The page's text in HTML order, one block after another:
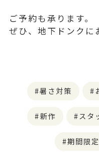
ご予約も承ります。
ぜひ、地下ドンクに
暑さ対策
新作 スタ
期間限定